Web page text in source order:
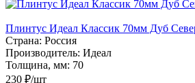
Плинтус Идеал Классик 70мм Дуб
Страна: Россия
Производитель: Идеал
Толщина, мм: 70
230 ₽/шт